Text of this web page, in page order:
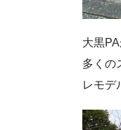
大黒
多くの
レモデ